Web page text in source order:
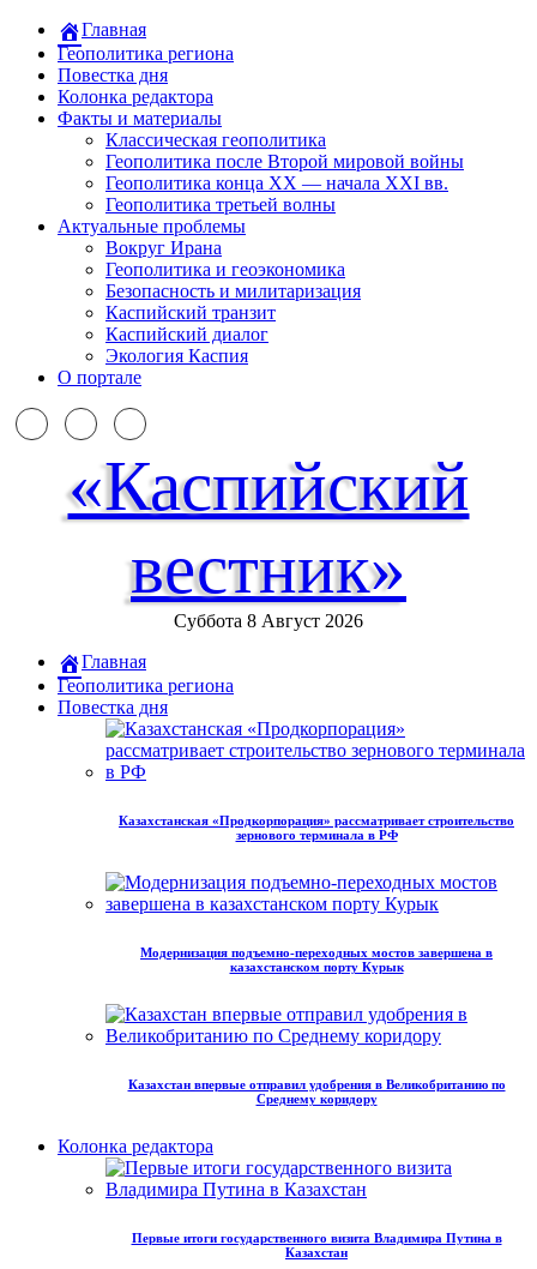
Главная
Геополитика региона
Повестка дня
Колонка редактора
Факты и материалы
Классическая геополитика
Геополитика после Второй мировой войны
Геополитика конца XX — начала XXI вв.
Геополитика третьей волны
Актуальные проблемы
Вокруг Ирана
Геополитика и геоэкономика
Безопасность и милитаризация
Каспийский транзит
Каспийский диалог
Экология Каспия
О портале
«Каспийский
вестник»
Суббота 8 Август 2026
Главная
Геополитика региона
Повестка дня
Казахстанская «Продкорпорация» рассматривает строительство
зернового терминала в РФ
Модернизация подъемно-переходных мостов завершена в
казахстанском порту Курык
Казахстан впервые отправил удобрения в Великобританию по
Среднему коридору
Колонка редактора
Первые итоги государственного визита Владимира Путина в
Казахстан